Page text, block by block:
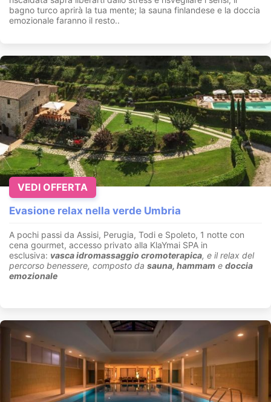
bagno turco aprirà la tua mente; la sauna finlandese e la doccia
emozionale faranno il resto..
Evasione relax nella verde Umbria
A pochi passi da Assisi, Perugia, Todi e Spoleto, 1 notte con
cena gourmet, accesso privato alla KlaYmai SPA in
esclusiva: vasca idromassaggio cromoterapica, e il relax del
percorso benessere, composto da sauna, hammam e doccia
emozionale
VEDI OFFERTA